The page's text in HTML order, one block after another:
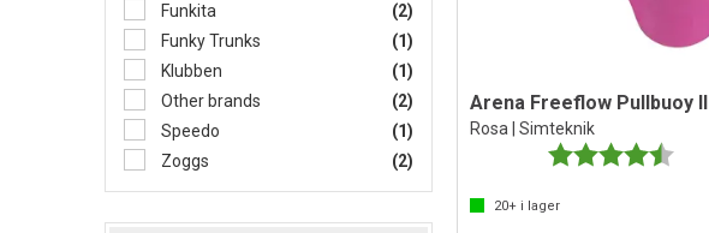
Funkita
(2)
Funky Trunks
(1)
Klubben
(1)
Other brands
(2)
Speedo
(1)
Zoggs
(2)
Arena Freeflow Pullbuoy II
Rosa | Simteknik
Betyg:
20+i lager